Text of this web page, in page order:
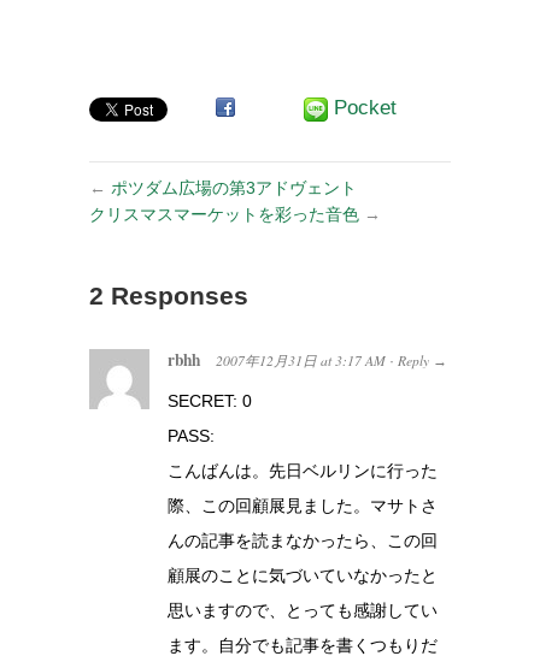
Pocket
← ポツダム広場の第3アドヴェント
クリスマスマーケットを彩った音色 →
2 Responses
rbhh 2007年12月31日 at 3:17 AM · Reply →
SECRET: 0
PASS:
こんばんは。先日ベルリンに行った
際、この回顧展見ました。マサトさ
んの記事を読まなかったら、この回
顧展のことに気づいていなかったと
思いますので、とっても感謝してい
ます。自分でも記事を書くつもりだ